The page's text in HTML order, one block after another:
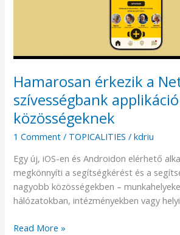
Hamarosan érkezik a
szívességbank applikáció
közösségeknek
1 Comment / TOPICALITIES /kdriu
Egy új, iOS-en és Androidon elérhető
megkönnyíti a segítségkérést és a
nagyobb közösségekben –
hálózatokban, intézményekben vagy
Read More »